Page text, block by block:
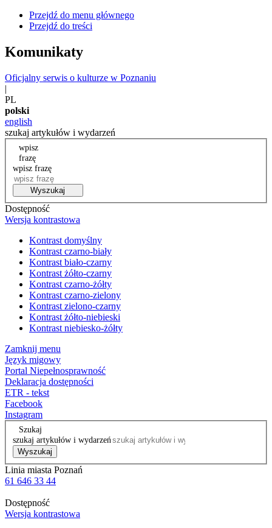
Przejdź do menu głównego
Przejdź do treści
Komunikaty
Oficjalny serwis o kulturze w Poznaniu
|
PL
polski
english
szukaj artykułów i wydarzeń
wpisz
frazę
wpisz frazę
Wyszukaj
Dostępność
Wersja kontrastowa
Kontrast domyślny
Kontrast czarno-biały
Kontrast biało-czarny
Kontrast żółto-czarny
Kontrast czarno-żółty
Kontrast czarno-zielony
Kontrast zielono-czarny
Kontrast żółto-niebieski
Kontrast niebiesko-żółty
Zamknij menu
Język migowy
Portal Niepełnosprawność
Deklaracja dostępności
ETR - tekst
Facebook
Instagram
Szukaj
szukaj artykułów i wydarzeń
Wyszukaj
Linia miasta Poznań
61 646 33 44
Dostępność
Wersja kontrastowa